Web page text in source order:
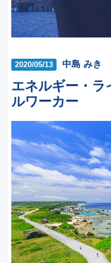
2020/05/13 中島 みき
エネルギー・ラ
ルワーカー